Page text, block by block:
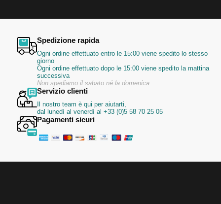
Spedizione rapida
Ogni ordine effettuato entro le 15:00 viene spedito lo stesso
giorno
Ogni ordine effettuato dopo le 15:00 viene spedito la mattina
successiva
Non spediamo il sabato né la domenica
Servizio clienti
Il nostro team è qui per aiutarti,
dal lunedì al venerdì al +33 (0)5 58 70 25 05
Pagamenti sicuri